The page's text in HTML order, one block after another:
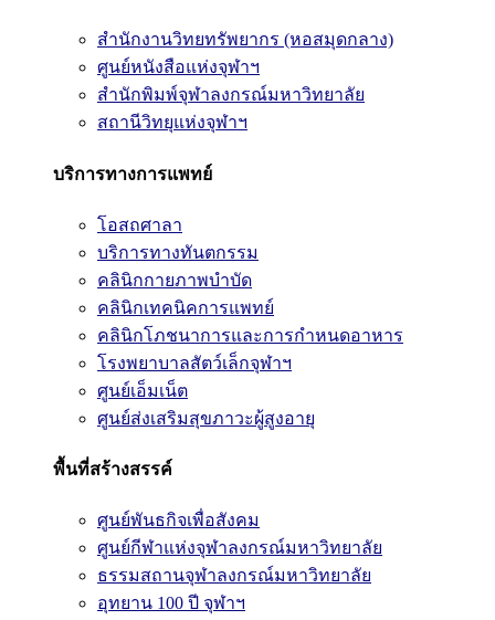
สำนักงานวิทยทรัพยากร (หอสมุดกลาง)
ศูนย์หนังสือแห่งจุฬาฯ
สำนักพิมพ์จุฬาลงกรณ์มหาวิทยาลัย
สถานีวิทยุแห่งจุฬาฯ
บริการทางการแพทย์
โอสถศาลา
บริการทางทันตกรรม
คลินิกกายภาพบำบัด
คลินิกเทคนิคการแพทย์
คลินิกโภชนาการและการกำหนดอาหาร
โรงพยาบาลสัตว์เล็กจุฬาฯ
ศูนย์เอ็มเน็ต
ศูนย์ส่งเสริมสุขภาวะผู้สูงอายุ
พื้นที่สร้างสรรค์
ศูนย์พันธกิจเพื่อสังคม
ศูนย์กีฬาแห่งจุฬาลงกรณ์มหาวิทยาลัย
ธรรมสถานจุฬาลงกรณ์มหาวิทยาลัย
อุทยาน 100 ปี จุฬาฯ